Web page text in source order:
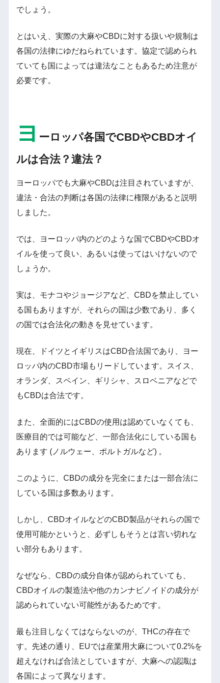
でしょう。
とはいえ、実際の大麻やCBDに対する扱いや規制は
各国の法律にゆだねられています。協定で認められ
ていても国によっては違法なこともあるため注意が
必要です。
ヨ ーロッパ各国でCBDやCBDオイ
ルは合法？違法？
ヨーロッパでも大麻やCBDは注目されていますが、
違法・合法の判断は各国の法律に権限があると説明
しました。
では、ヨーロッパ内のどのような国でCBDやCBDオ
イルを使って良い、あるいは使ってはいけないので
しょうか。
実は、モナコやジョージアなど、CBDを禁止してい
る国もありますが、それらの国は少数であり、多く
の国では合法化の動きを見せています。
現在、ドイツとイギリスはCBD合法国であり、ヨー
ロッパ内のCBD市場もリードしています。スイス、
オランダ、スペイン、ギリシャ、スロベニアなどで
もCBDは合法です。
また、全面的にはCBDの使用は認めていなくても、
医療目的では可能など、一部合法化にしている国も
あります (ノルウェー、ポルトガルなど) 。
このように、CBDの成分を完全にまたは一部合法に
している国は多数あります。
しかし、CBDオイルなどのCBD製品がそれらの国で
使用可能かというと、必ずしもそうとは言い切れな
い部分もあります。
なぜなら、CBDの成分自体が認められていても、
CBDオイルの製造法や他のカンナビノイドの成分が
認められていない可能性があるためです。
最も注目しなくてはならないのが、THCの存在で
す。先述の通り、EUでは産業用大麻について0.2%を
超えなければ合法としていますが、大麻への認識は
各国によって異なります。